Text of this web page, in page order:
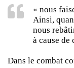
« nous
Ainsi,
nous
à cause de
Dans le combat